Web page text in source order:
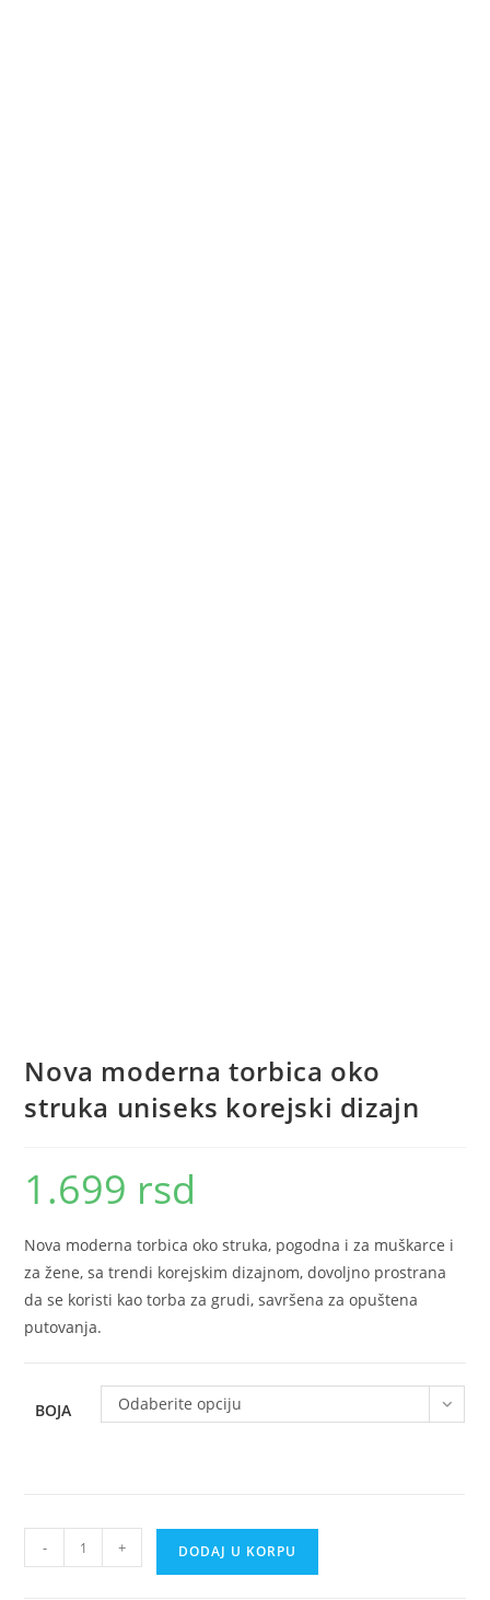
Nova moderna torbica oko
struka uniseks korejski dizajn
1.699 rsd
Nova moderna torbica oko struka, pogodna i za muškarce i
za žene, sa trendi korejskim dizajnom, dovoljno prostrana
da se koristi kao torba za grudi, savršena za opuštena
putovanja.
BOJA Odaberite opciju
moderna
- + DODAJ U KORPU